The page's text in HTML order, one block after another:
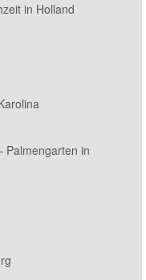
in Holland
Palmengarten in